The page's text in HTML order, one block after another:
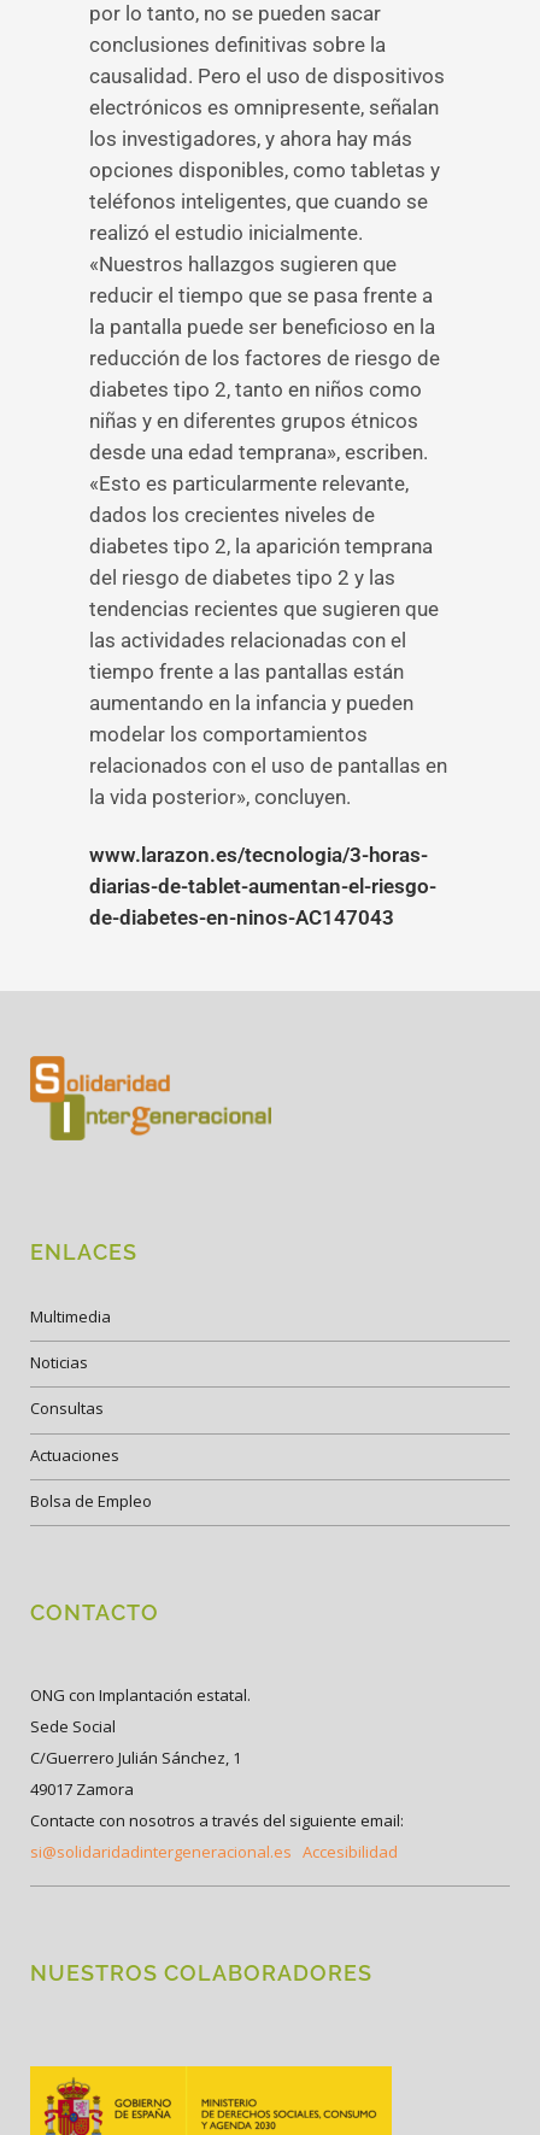
por lo tanto, no se pueden sacar
conclusiones definitivas sobre la
causalidad. Pero el uso de dispositivos
electrónicos es omnipresente, señalan
los investigadores, y ahora hay más
opciones disponibles, como tabletas y
teléfonos inteligentes, que cuando se
realizó el estudio inicialmente.
«Nuestros hallazgos sugieren que
reducir el tiempo que se pasa frente a
la pantalla puede ser beneficioso en la
reducción de los factores de riesgo de
diabetes tipo 2, tanto en niños como
niñas y en diferentes grupos étnicos
desde una edad temprana», escriben.
«Esto es particularmente relevante,
dados los crecientes niveles de
diabetes tipo 2, la aparición temprana
del riesgo de diabetes tipo 2 y las
tendencias recientes que sugieren que
las actividades relacionadas con el
tiempo frente a las pantallas están
aumentando en la infancia y pueden
modelar los comportamientos
relacionados con el uso de pantallas en
la vida posterior», concluyen.
www.larazon.es/tecnologia/3-horas-
diarias-de-tablet-aumentan-el-riesgo-
de-diabetes-en-ninos-AC147043
ENLACES
Multimedia
Noticias
Consultas
Actuaciones
Bolsa de Empleo
CONTACTO
ONG con Implantación estatal.
Sede Social
C/Guerrero Julián Sánchez, 1
49017 Zamora
Contacte con nosotros a través del siguiente email:
si@solidaridadintergeneracional.es Accesibilidad
NUESTROS COLABORADORES